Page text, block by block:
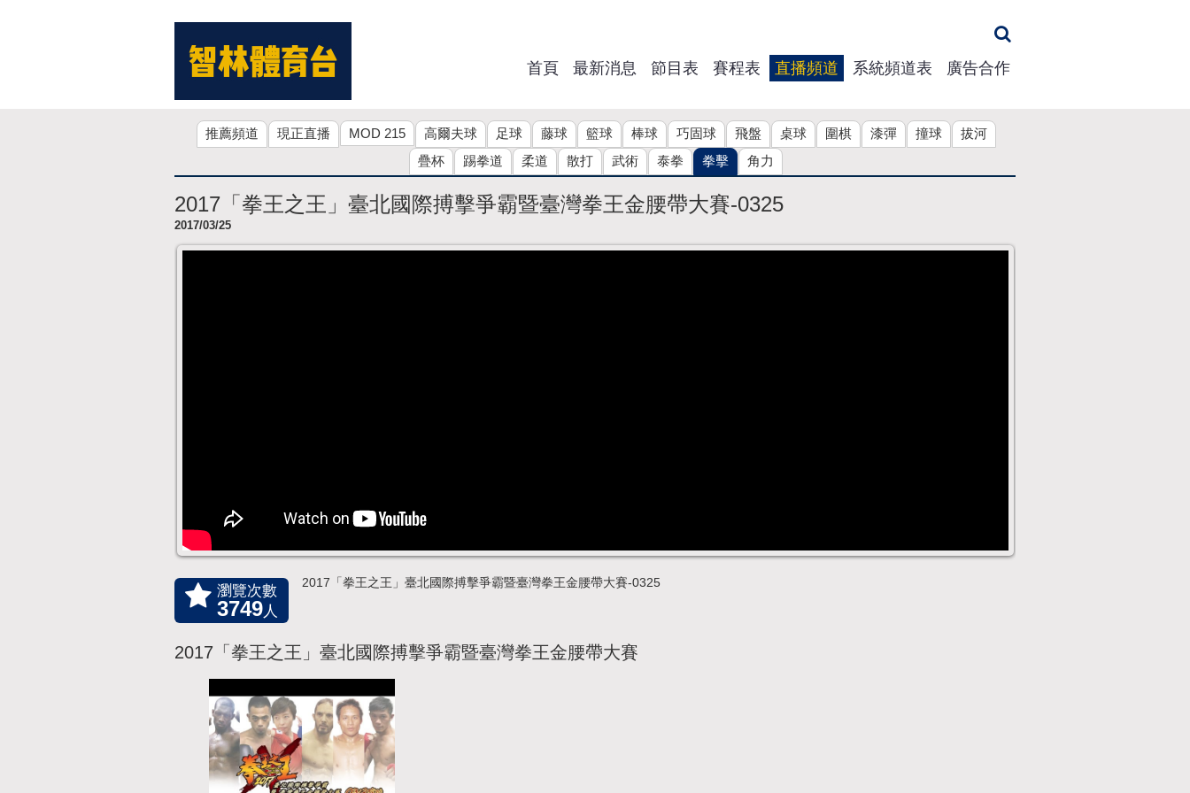
首頁 最新消息 節目表 賽程表 直播頻道 系統頻道表 廣告合作
推薦頻道 現正直播 MOD 215 高爾夫球 足球 藤球 籃球 棒球 巧固球 飛盤 桌球 圍棋 漆彈 撞球
拔河
疊杯
踢拳道 柔道 散打 武術 泰拳 拳擊 角力
2017「拳王之王」臺北國際搏擊爭霸暨臺灣拳王金腰帶大賽-0325
2017/03/25
瀏覽次數
3749人
2017「拳王之王」臺北國際搏擊爭霸暨臺灣拳王金腰帶大賽-0325
2017「拳王之王」臺北國際搏擊爭霸暨臺灣拳王金腰帶大賽